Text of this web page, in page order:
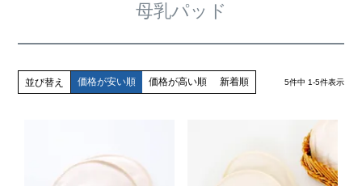
母乳パッド
並び替え 価格が安い順 価格が高い順 新着順 5件中 1-5件表示